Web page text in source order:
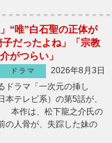
“唯”白石聖の正体が
だったよね」「宗教
がつらい」
ドラマ
2026年8月3日
ラマ「一次元の挿し
本テレビ系）の第5話が、
本作は、松下龍之介氏の
の人骨が、失踪した妹の